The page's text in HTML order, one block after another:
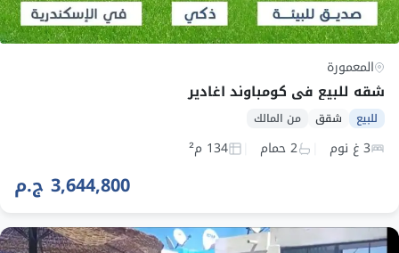
المعمورة
شقه للبيع في كومباوند اغادير
للبيع شقق من المالك
3 غ نوم 2 حمام 134 م²
3,644,800 ج.م